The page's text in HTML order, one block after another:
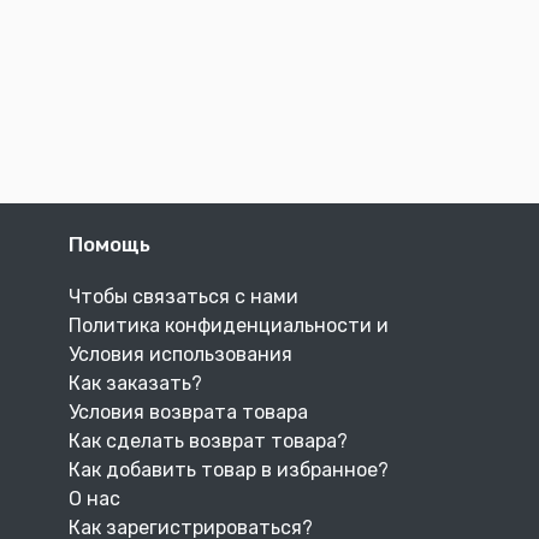
Помощь
Чтобы связаться с нами
Политика конфиденциальности и
Условия использования
Как заказать?
Условия возврата товара
Как сделать возврат товара?
Как добавить товар в избранное?
О нас
Как зарегистрироваться?